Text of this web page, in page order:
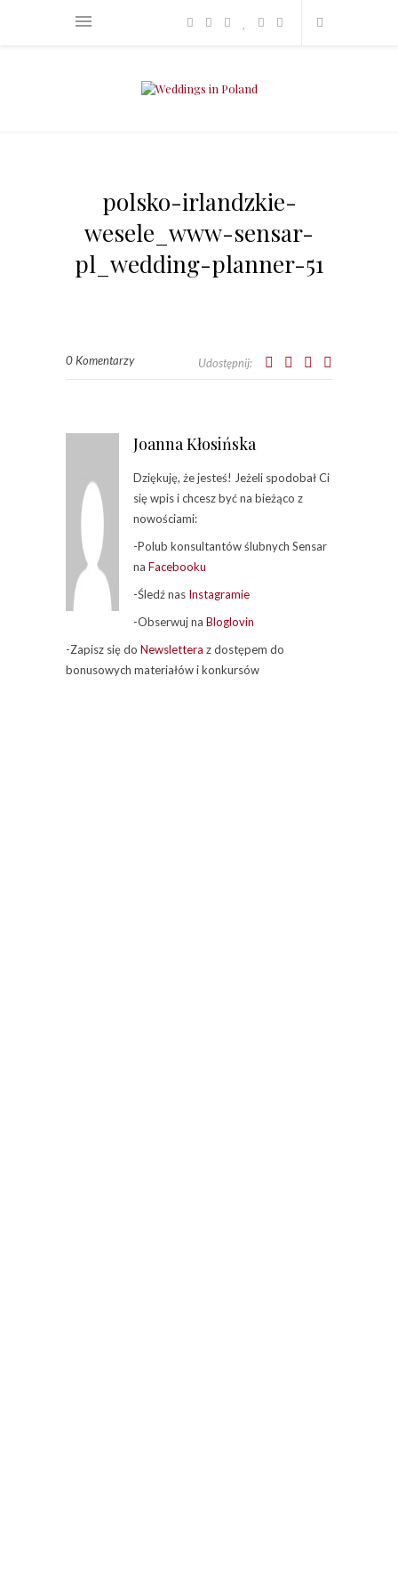
polsko-irlandzkie-
wesele_www-sensar-
pl_wedding-planner-51
0 Komentarzy Udostępnij:
Joanna Kłosińska
Dziękuję, że jesteś! Jeżeli spodobał Ci
się wpis i chcesz być na bieżąco z
nowościami:
-Polub konsultantów ślubnych Sensar
na Facebooku
-Śledź nas Instagramie
-Obserwuj na Bloglovin
-Zapisz się do Newslettera z dostępem do
bonusowych materiałów i konkursów